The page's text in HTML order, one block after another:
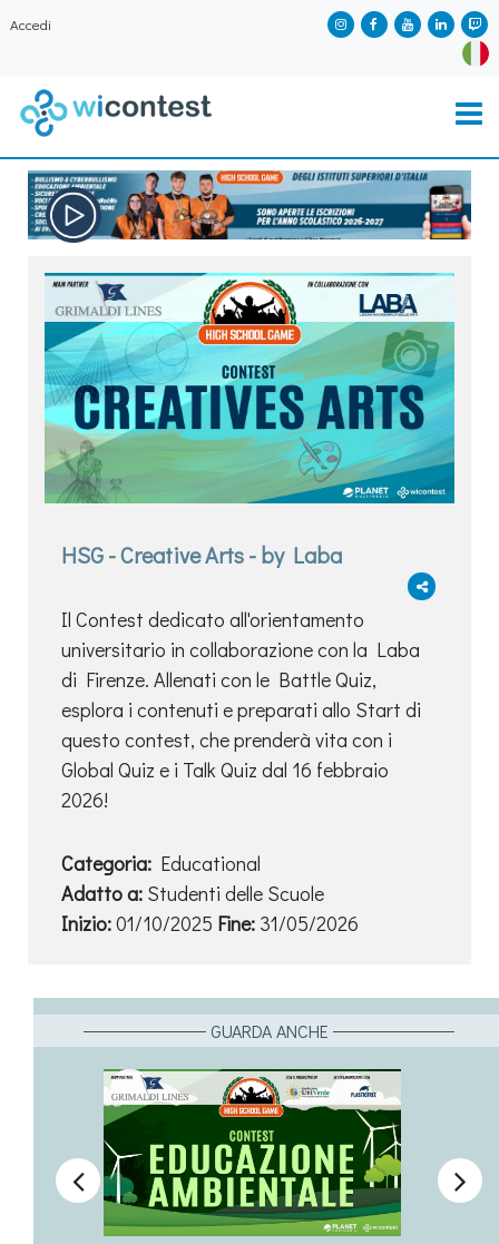
Accedi
HSG - Creative Arts - by Laba
Il Contest dedicato all'orientamento
universitario in collaborazione con la Laba
di Firenze. Allenati con le Battle Quiz,
esplora i contenuti e preparati allo Start di
questo contest, che prenderà vita con i
Global Quiz e i Talk Quiz dal 16 febbraio
2026!
Categoria: Educational
Adatto a: Studenti delle Scuole
Inizio:01/10/2025 Fine: 31/05/2026
GUARDA ANCHE
 